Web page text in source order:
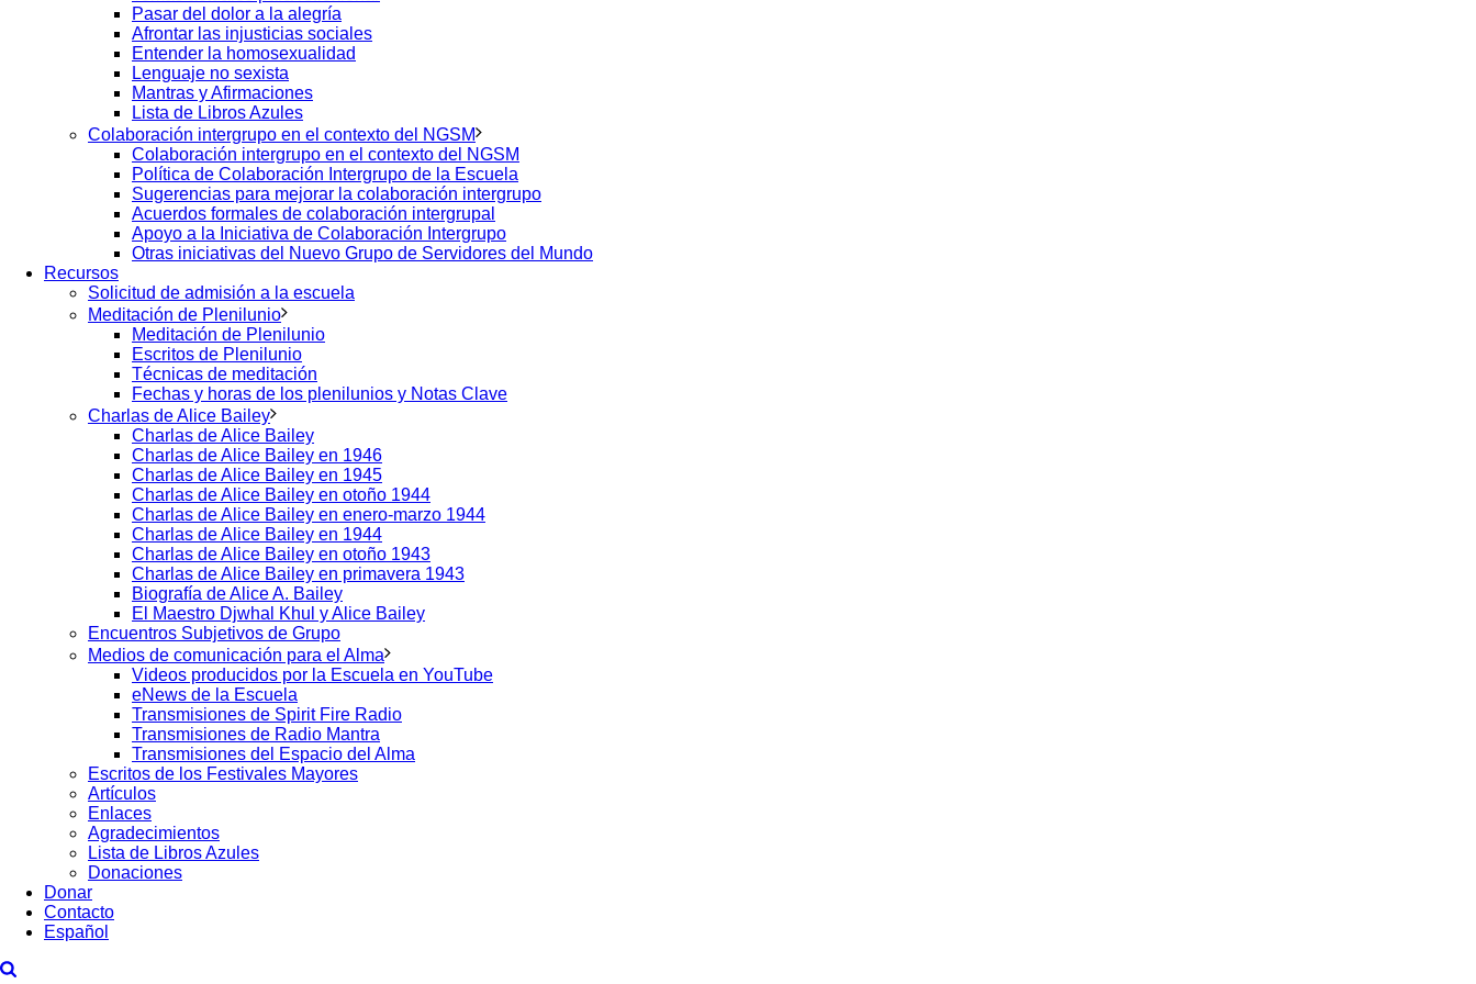
Pasar del dolor a la alegría
Afrontar las injusticias sociales
Entender la homosexualidad
Lenguaje no sexista
Mantras y Afirmaciones
Lista de Libros Azules
Colaboración intergrupo en el contexto del NGSM
Colaboración intergrupo en el contexto del NGSM
Política de Colaboración Intergrupo de la Escuela
Sugerencias para mejorar la colaboración intergrupo
Acuerdos formales de colaboración intergrupal
Apoyo a la Iniciativa de Colaboración Intergrupo
Otras iniciativas del Nuevo Grupo de Servidores del Mundo
Recursos
Solicitud de admisión a la escuela
Meditación de Plenilunio
Meditación de Plenilunio
Escritos de Plenilunio
Técnicas de meditación
Fechas y horas de los plenilunios y Notas Clave
Charlas de Alice Bailey
Charlas de Alice Bailey
Charlas de Alice Bailey en 1946
Charlas de Alice Bailey en 1945
Charlas de Alice Bailey en otoño 1944
Charlas de Alice Bailey en enero-marzo 1944
Charlas de Alice Bailey en 1944
Charlas de Alice Bailey en otoño 1943
Charlas de Alice Bailey en primavera 1943
Biografía de Alice A. Bailey
El Maestro Djwhal Khul y Alice Bailey
Encuentros Subjetivos de Grupo
Medios de comunicación para el Alma
Videos producidos por la Escuela en YouTube
eNews de la Escuela
Transmisiones de Spirit Fire Radio
Transmisiones de Radio Mantra
Transmisiones del Espacio del Alma
Escritos de los Festivales Mayores
Artículos
Enlaces
Agradecimientos
Lista de Libros Azules
Donaciones
Donar
Contacto
Español